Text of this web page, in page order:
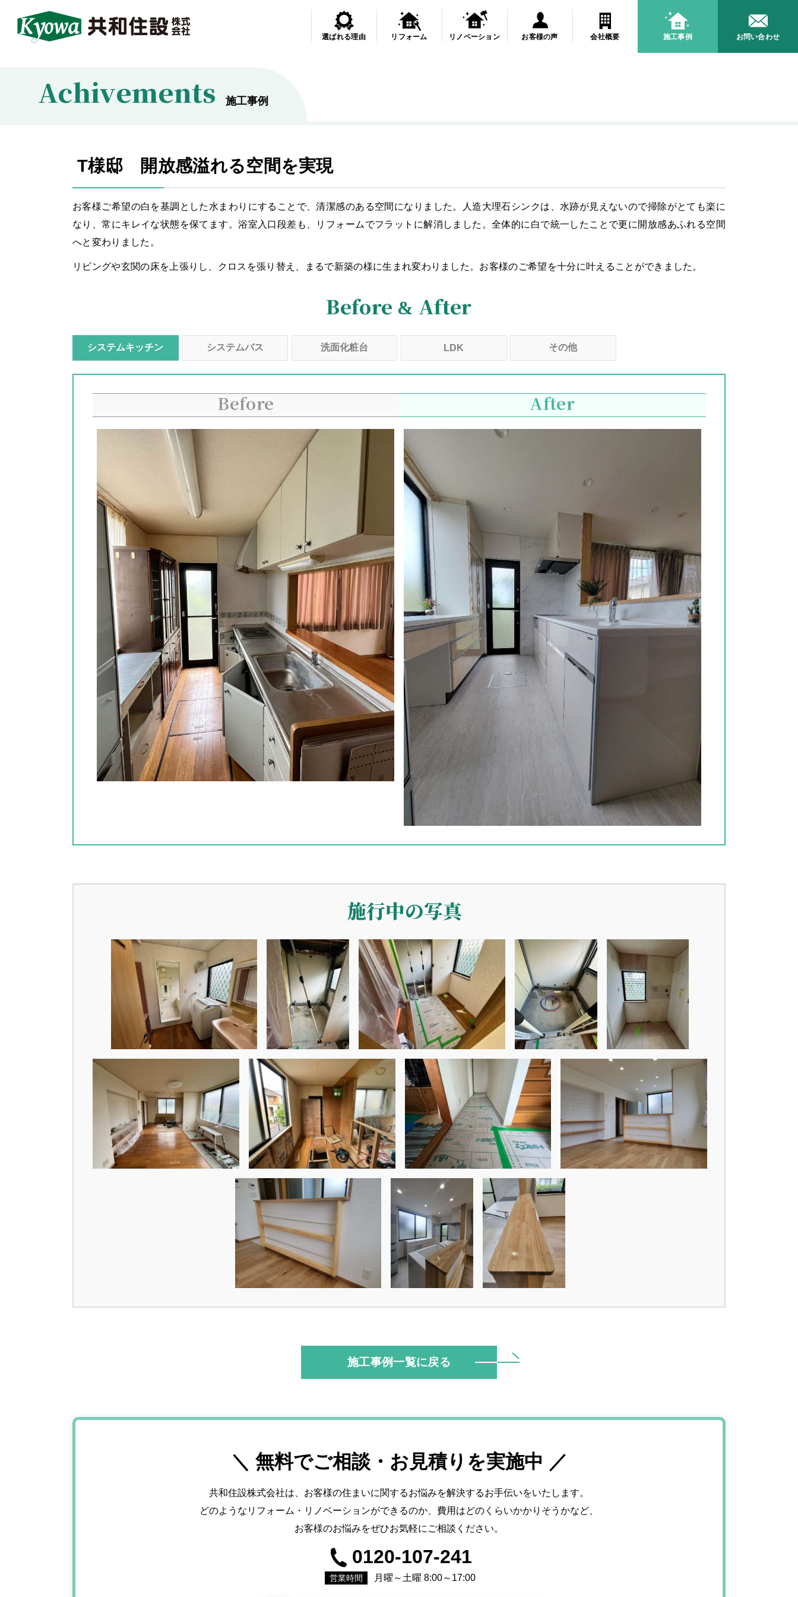
選ばれる理由 リフォーム リノベーション お客様の声 会社概要 施工事例 お問い合わせ
Achivements 施工事例
T様邸 開放感溢れる空間を実現
お客様ご希望の白を基調とした水まわりにすることで、清潔感のある空間になりました。人造大理石シンクは、水跡が見えないので掃除がとても楽に
なり、常にキレイな状態を保てます。浴室入口段差も、リフォームでフラットに解消しました。全体的に白で統一したことで更に開放感あふれる空間
へと変わりました。
リビングや玄関の床を上張りし、クロスを張り替え、まるで新築の様に生まれ変わりました。お客様のご希望を十分に叶えることができました。
Before & After
システムキッチン システムバス 洗面化粧台 LDK その他
Before After
施行中の写真
施工事例一覧に戻る
＼ 無料でご相談・お見積りを実施中 ／
共和住設株式会社は、お客様の住まいに関するお悩みを解決するお手伝いをいたします。
どのようなリフォーム・リノベーションができるのか、費用はどのくらいかかりそうかなど、
お客様のお悩みをぜひお気軽にご相談ください。
0120-107-241
営業時間 月曜～土曜 8:00～17:00